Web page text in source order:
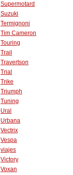
Supermotard
Suzuki
Termignoni
Tim Cameron
Touring
Trail
Travertson
Trial
Trike
Triumph
Tuning
Ural
Urbana
Vectrix
Vespa
viajes
Victory
Voxan